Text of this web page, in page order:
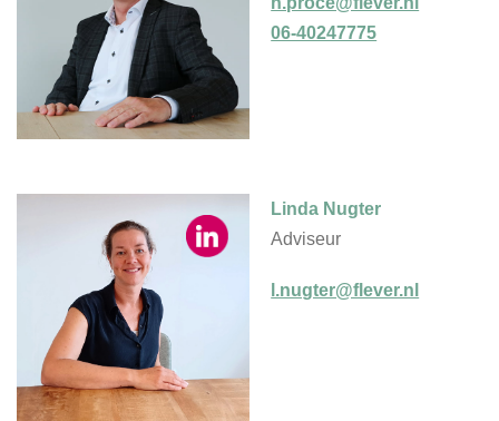
06-40247775
Linda Nugter
Adviseur
l.nugter@flever.nl